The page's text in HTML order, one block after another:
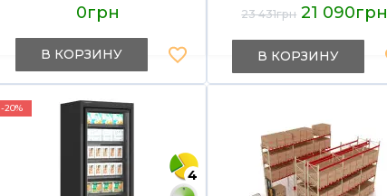
0грн
В КОРЗИНУ
1250х820х950 мм,
Украина — для
магазинов и
23 431грн 21 090грн
В КОРЗИНУ
-20%
4